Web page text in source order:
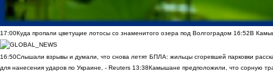
17:00Куда пропали цветущие лотосы со знаменитого озера под Волгоградом 16:52В
16:50Слышали взрывы и думали, что снова летят БПЛА: жильцы сгоревшей парковки
для нанесения ударов по Украине, - Reuters 13:38Камышане предположили, что сорную